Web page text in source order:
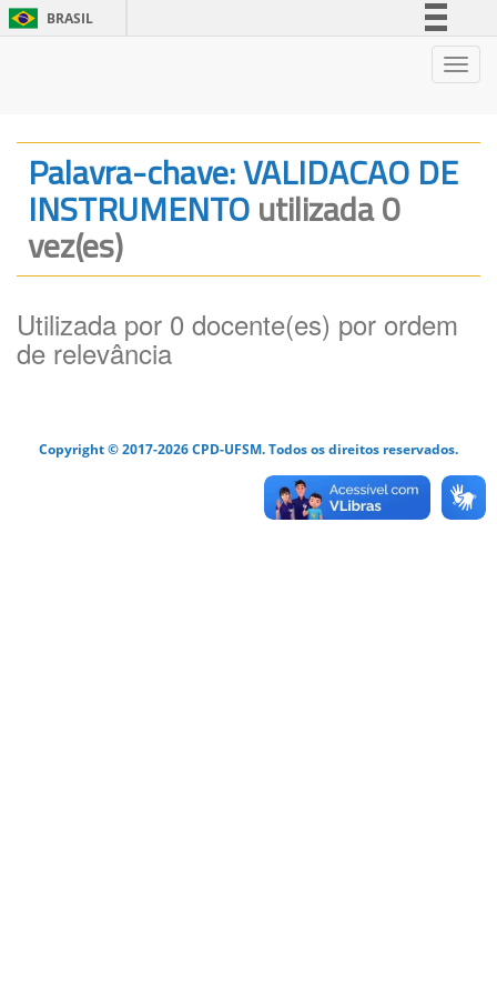
BRASIL
Legislação
Canais
Palavra-chave: VALIDACAO DE
INSTRUMENTOutilizada 0
vez(es)
Utilizada por 0 docente(es) por ordem
de relevância
Copyright © 2017-2026 CPD-UFSM. Todos os direitos reservados.